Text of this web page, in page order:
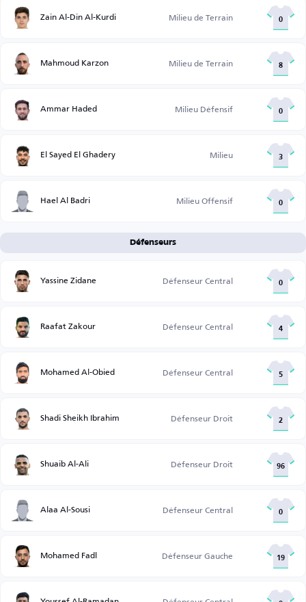
Zain Al-Din Al-Kurdi Milieu de Terrain 0
Mahmoud Karzon Milieu de Terrain 8
Ammar Haded Milieu Défensif 0
El Sayed El Ghadery Milieu 3
Hael Al Badri Milieu Offensif 0
Défenseurs
Yassine Zidane Défenseur Central 0
Raafat Zakour Défenseur Central 4
Mohamed Al-Obied Défenseur Central 5
Shadi Sheikh Ibrahim Défenseur Droit 2
Shuaib Al-Ali Défenseur Droit 96
Alaa Al-Sousi Défenseur Central 0
Mohamed Fadl Défenseur Gauche 19